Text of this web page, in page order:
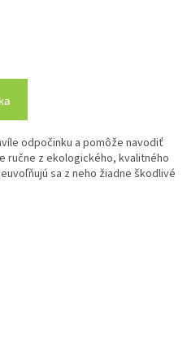
odpočinku a pomôže navodiť
ručne z ekologického, kvalitného
sa z neho žiadne škodlivé